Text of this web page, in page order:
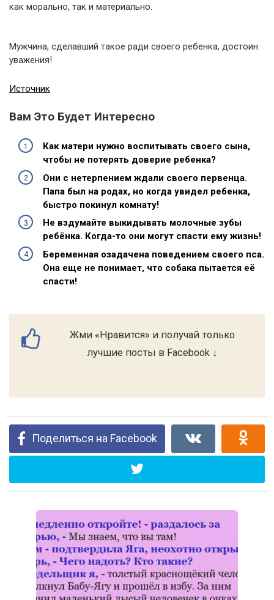
как морально, так и материально.
Мужчина, сделавший такое ради своего ребенка, достоин
уважения!
Источник
Вам Это Будет Интересно
Как матери нужно воспитывать своего сына,
чтобы не потерять доверие ребенка?
Они с нетерпением ждали своего первенца.
Папа был на родах, но когда увидел ребенка,
быстро покинул комнату!
Не вздумайте выкидывать молочные зубы
ребёнка. Когда-то они могут спасти ему жизнь!
Беременная озадачена поведением своего пса.
Она еще не понимает, что собака пытается её
спасти!
Жми «Нравится» и получай только
лучшие посты в Facebook ↓
Поделиться на Facebook